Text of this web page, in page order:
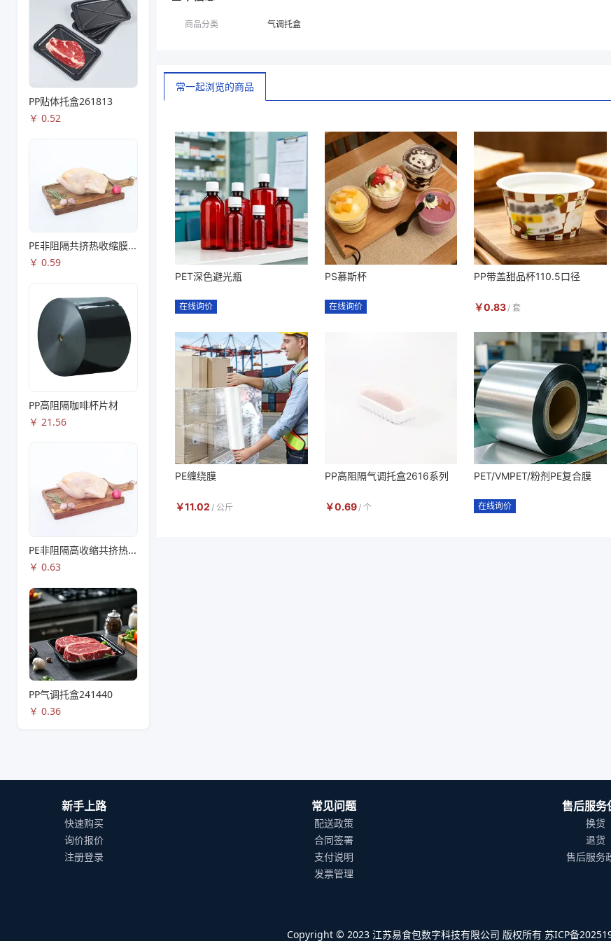
PP贴体托盒261813
￥ 0.52
PE非阻隔共挤热收缩膜S53
￥ 0.59
PP高阻隔咖啡杯片材
￥ 21.56
PE非阻隔高收缩共挤热收缩膜S83
￥ 0.63
PP气调托盒241440
￥ 0.36
商品分类 气调托盒
常一起浏览的商品
PET深色避光瓶
在线询价
PS慕斯杯
在线询价
PP带盖甜品杯110.5口径
￥0.83 / 套
PE缠绕膜
￥11.02 / 公斤
PP高阻隔气调托盒2616系列
￥0.69/ 个
PET/VMPET/粉剂PE复合膜
在线询价
新手上路
快速购买
询价报价
注册登录
常见问题
配送政策
合同签署
支付说明
发票管理
售后服务
换货
退货
售后服务
Copyright © 2023 江苏易食包数字科技有限公司 版权所有 苏ICP备